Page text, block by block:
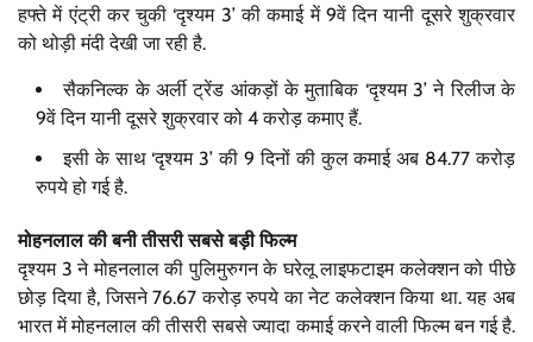
हफ्ते में एंट्री कर चुकी ‘दृश्यम 3’ की कमाई में 9वें दिन यानी दूसरे शुक्रवार
को थोड़ी मंदी देखी जा रही है.
सैकनिल्क के अर्ली ट्रेंड आंकड़ों के मुताबिक ‘दृश्यम 3’ ने रिलीज के
9वें दिन यानी दूसरे शुक्रवार को 4 करोड़ कमाए हैं.
इसी के साथ ‘दृश्यम 3’ की 9 दिनों की कुल कमाई अब 84.77 करोड़
रुपये हो गई है.
मोहनलाल की बनी तीसरी सबसे बड़ी फिल्म
दृश्यम 3 ने मोहनलाल की पुलिमुरुगन के घरेलू लाइफटाइम कलेक्शन को पीछे
छोड़ दिया है, जिसने 76.67 करोड़ रुपये का नेट कलेक्शन किया था. यह अब
भारत में मोहनलाल की तीसरी सबसे ज्यादा कमाई करने वाली फिल्म बन गई है.